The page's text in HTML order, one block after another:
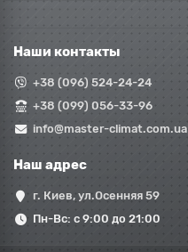
Наши контакты
+38 (096) 524-24-24
+38 (099) 056-33-96
info@master-climat.com.ua
Наш адрес
г. Киев, ул.Осенняя 59
Пн-Вс: с 9:00 до 21:00